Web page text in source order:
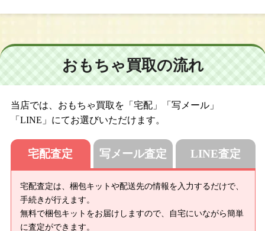
おもちゃ買取の流れ
当店では、おもちゃ買取を「宅配」「写メール」
「LINE」にてお選びいただけます。
宅配査定
宅配査定は、梱包キットや配送先の情報を入力するだけで、
手続きが行えます。
無料で梱包キットをお届けしますので、自宅にいながら簡単
に査定ができます。
写メール査定 LINE査定